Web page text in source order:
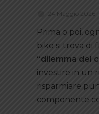
24 Maggio 2026
Prima o poi,
bike si trova di
“dilemma del
investire in un
risparmiare
componente